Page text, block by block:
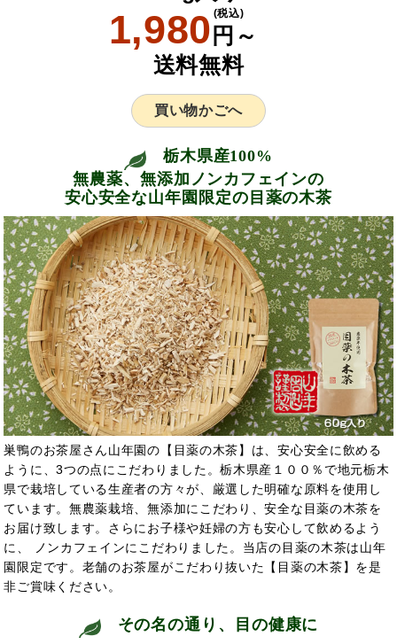
1,980 円～
(税込)
送料無料
買い物かごへ
栃木県産100%
無農薬、無添加ノンカフェインの
安心安全な山年園限定の目薬の木茶
巣鴨のお茶屋さん山年園の【目薬の木茶】は、安心安全に飲める
ように、3つの点にこだわりました。栃木県産１００％で地元栃木
県で栽培している生産者の方々が、厳選した明確な原料を使用し
ています。無農薬栽培、無添加にこだわり、安全な目薬の木茶を
お届け致します。さらにお子様や妊婦の方も安心して飲めるよう
に、 ノンカフェインにこだわりました。当店の目薬の木茶は山年
園限定です。老舗のお茶屋がこだわり抜いた【目薬の木茶】を是
非ご賞味ください。
その名の通り、目の健康に